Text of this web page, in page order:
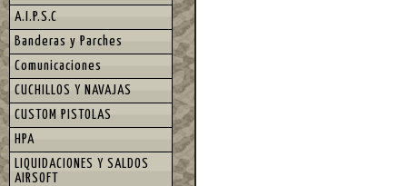
A.I.P.S.C
Banderas y Parches
Comunicaciones
CUCHILLOS Y NAVAJAS
CUSTOM PISTOLAS
HPA
LIQUIDACIONES Y SALDOS
AIRSOFT